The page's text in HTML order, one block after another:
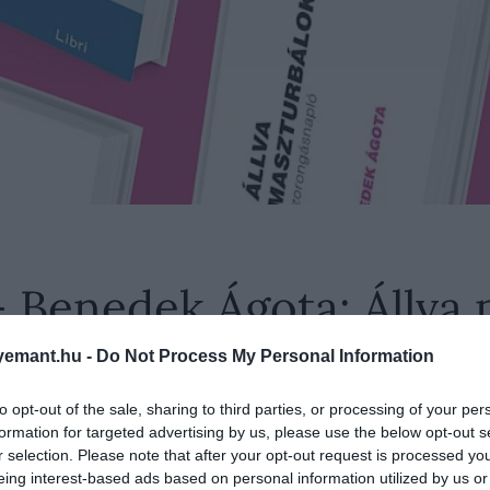
- Do Not Process My Personal Information
opt-out of the sale, sharing to third parties, or processing of your
for targeted advertising by us, please use the below opt-out
selection. Please note that after your opt-out request is processed
interest-based ads based on personal information utilized by us
Benedek Ágota:
xanaxos dobozban, ami segít nevetni a
oldalunkat preferált forrásként a Google